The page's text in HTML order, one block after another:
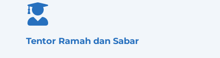
Tentor Ramah dan Sabar